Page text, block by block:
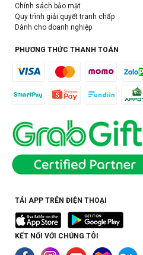
Chính sách bảo mật
Quy trình giải quyết tranh chấp
Dành cho doanh nghiệp
PHƯƠNG THỨC THANH TOÁN
TẢI APP TRÊN ĐIỆN THOẠI
KẾT NỐI VỚI CHÚNG TÔI